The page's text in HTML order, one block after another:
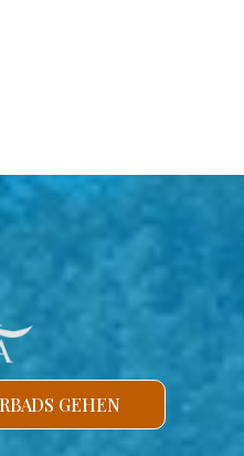
GEHEN